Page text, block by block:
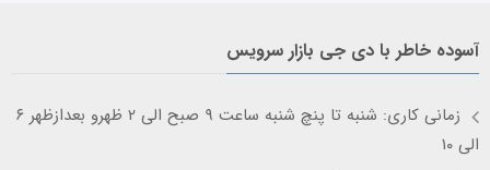
آسوده خاطر با دی جی بازار سرویس
زمانی کاری: شنبه تا پنچ شنبه ساعت ۹ صبح الی ۲ ظهرو بعدازظهر ۶
الی ۱۰